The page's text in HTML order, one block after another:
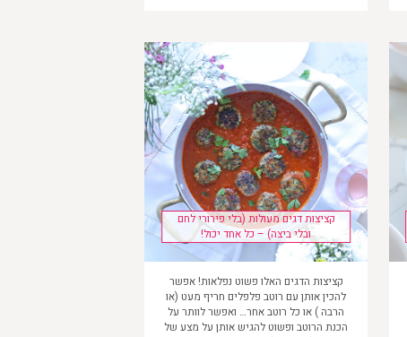
קציצות דגים מעולות (בלי פירורי לחם
ובלי ביצה) – כל אחד יכול!
קציצות הדגים האלו פשוט נפלאות! אפשר
להכין אותן עם רוטב פלפלים חריף מעט (או
הרבה ) או כל רוטב אחר… ואפשר לוותר על
הכנת הרוטב ופשוט להגיש אותן על מצע של